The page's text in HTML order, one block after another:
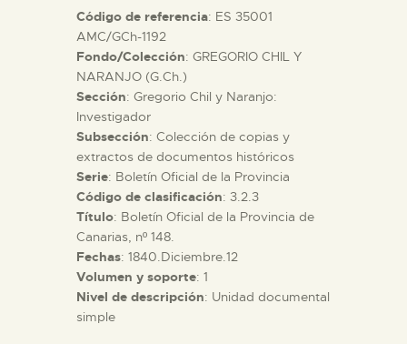
ACTIVIDADES
█
EL MUSEO
COLECCIONES
DIDÁCTICA
ESPAÑOL
Código de referencia: ES 35001
AMC/GCh-1192
Fondo/Colección: GREGORIO CHIL Y
NARANJO (G.Ch.)
Sección: Gregorio Chil y Naranjo:
Investigador
Subsección: Colección de copias y
extractos de documentos históricos
Serie: Boletín Oficial de la Provincia
Código de clasificación: 3.2.3
Título: Boletín Oficial de la Provincia de
Canarias, nº 148.
Fechas: 1840.Diciembre.12
Volumen y soporte: 1
Nivel de descripción: Unidad documental
simple